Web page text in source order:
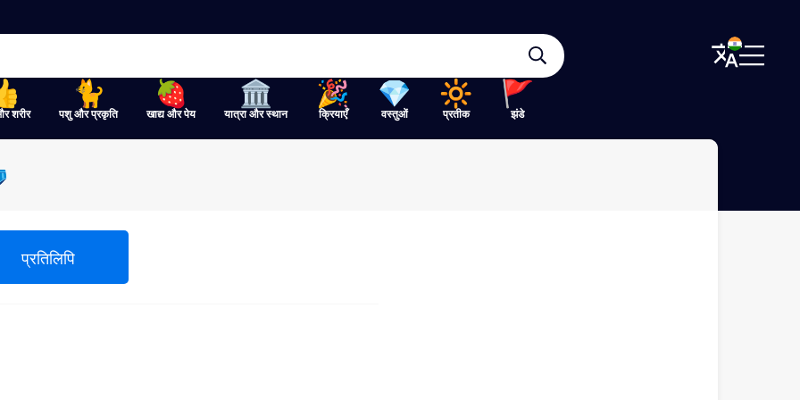
शरीर पशु और प्रकृति खाद्य और पेय यात्रा और स्थान क्रियाएँ वस्तुओं प्रतीक झंडे
प्रतिलिपि